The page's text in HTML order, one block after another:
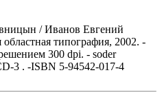
/ Иванов Евгений
типография, 2002. -
300 dpi. - soder
3 . -ISBN 5-94542-017-4